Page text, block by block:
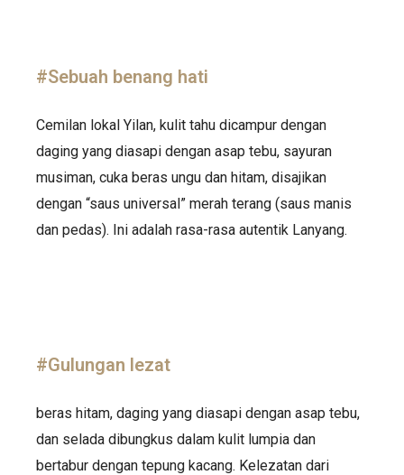
#Sebuah benang hati
Cemilan lokal Yilan, kulit tahu dicampur dengan
daging yang diasapi dengan asap tebu, sayuran
musiman, cuka beras ungu dan hitam, disajikan
dengan “saus universal” merah terang (saus manis
dan pedas). Ini adalah rasa-rasa autentik Lanyang.
#Gulungan lezat
beras hitam, daging yang diasapi dengan asap tebu,
dan selada dibungkus dalam kulit lumpia dan
bertabur dengan tepung kacang. Kelezatan dari